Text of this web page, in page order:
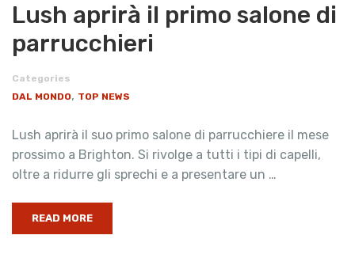
Lush aprirà il primo salone di
parrucchieri
Categories
DAL MONDO, TOP NEWS
Lush aprirà il suo primo salone di parrucchiere il mese
prossimo a Brighton. Si rivolge a tutti i tipi di capelli,
oltre a ridurre gli sprechi e a presentare un …
READ MORE